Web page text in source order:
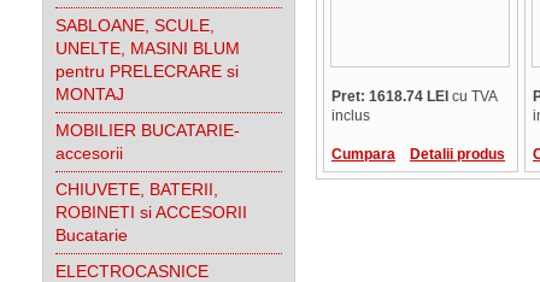
SABLOANE, SCULE,
UNELTE, MASINI BLUM
pentru PRELECRARE si
MONTAJ
MOBILIER BUCATARIE-
accesorii
CHIUVETE, BATERII,
ROBINETI si ACCESORII
Bucatarie
ELECTROCASNICE
Pret: 1618.74 LEI cu TVA
inclus
Cumpara Detalii produs